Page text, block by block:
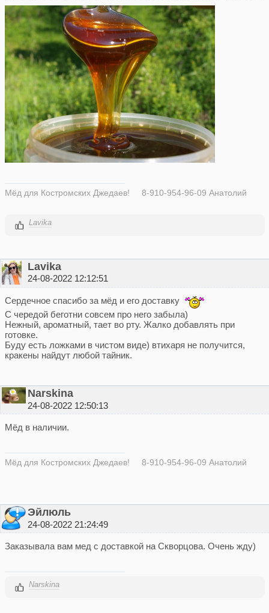
Мёд для Костромских Джедаев! 8-910-954-96-09 Анатолий
Lavika
Lavika
24-08-2022 12:12:51
Сердечное спасибо за мёд и его доставку
С чередой беготни совсем про него забыла)
Нежный, ароматный, тает во рту. Жалко добавлять при
готовке.
Буду есть ложками в чистом виде) втихаря не получится,
кракены найдут любой тайник.
Narskina
24-08-2022 12:50:13
Мёд в наличии.
Мёд для Костромских Джедаев! 8-910-954-96-09 Анатолий
Эйлюль
24-08-2022 21:24:49
Заказывала вам мед с доставкой на Скворцова. Очень жду)
Narskina